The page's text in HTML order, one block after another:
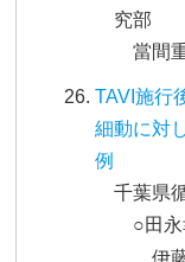
究部
當間
TAVI施行
細動に対
例
千葉県
○田